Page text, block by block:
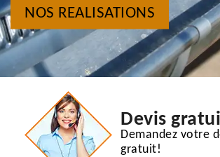
NOS REALISATIONS
Devis
Demandez votre
gratuit!